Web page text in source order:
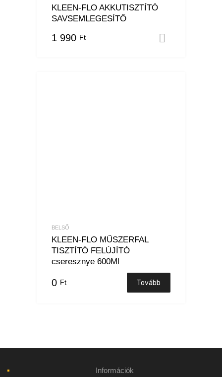
KLEEN-FLO AKKUTISZTÍTÓ
SAVSEMLEGESÍTŐ
1 990 Ft
BELSŐ
KLEEN-FLO MŰSZERFAL
TISZTÍTÓ FELÚJÍTÓ
cseresznye 600Ml
0 Ft Tovább
Információk